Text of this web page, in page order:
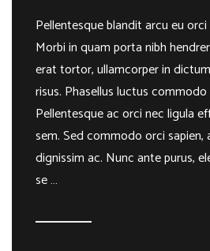
Pellentesque blandit arcu eu
Morbi in quam porta nibh
erat tortor, ullamcorper in
risus. Phasellus luctus commodo
Pellentesque ac orci nec ligula
sem. Sed commodo orci sapien,
dignissim ac. Nunc ante purus,
se …